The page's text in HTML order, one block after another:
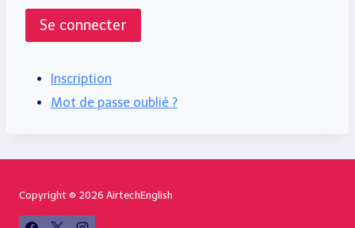
Se connecter
Inscription
Mot de passe oublié ?
Copyright © 2026 AirtechEnglish